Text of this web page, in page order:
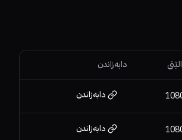
دابەزاندن
دابەزاندن
دابەزاندن